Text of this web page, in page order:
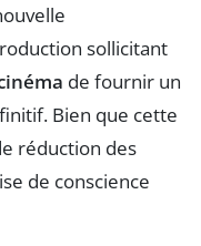
sollicitant
de fournir un
Bien que cette
réduction des
de conscience